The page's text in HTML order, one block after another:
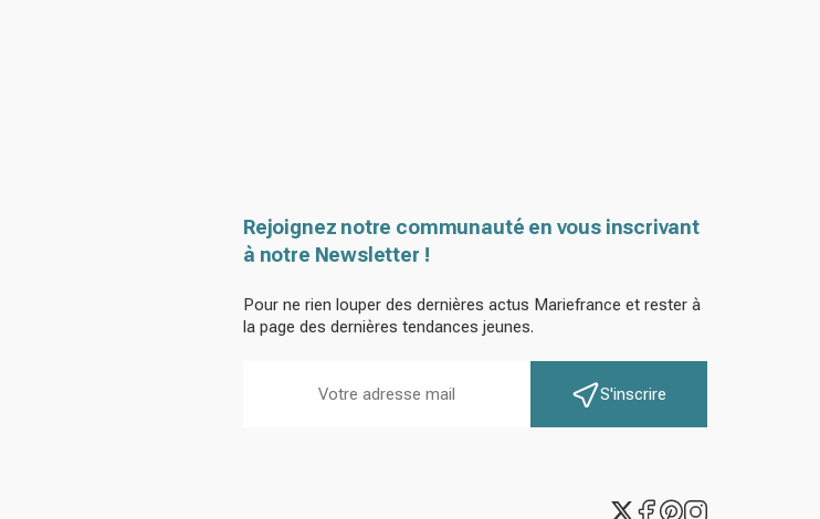
Rejoignez notre communauté en vous inscrivant
à notre Newsletter !
Pour ne rien louper des dernières actus Mariefrance et rester à
la page des dernières tendances jeunes.
S'inscrire